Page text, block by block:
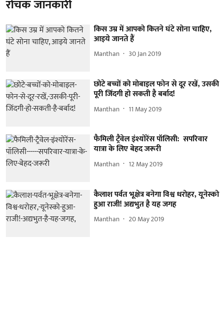
रोचक जानकारी
किस उम्र में आपको कितने घंटे सोना चाहिए,
आइये जानते हैं
Manthan 30 Jan 2019
छोटे बच्चों को मोबाइल फोन से दूर रखें, उसकी
पूरी जिंदगी हो सकती है बर्बाद!
Manthan 11 May 2019
फैमिली ट्रैवेल इंश्योरेंस पॉलिसी: सपरिवार
यात्रा के लिए बेहद जरूरी
Manthan 12 May 2019
कैलाश पर्वत भूक्षेत्र बनेगा विश्व धरोहर, यूनेस्को
हुआ राजी! अद्यभुत है यह जगह
Manthan 20 May 2019